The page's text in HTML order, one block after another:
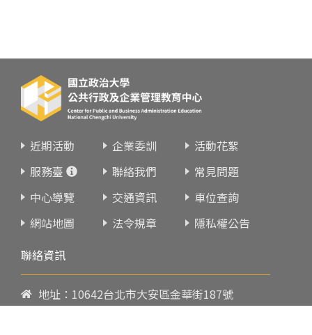
近期活動 企業委訓
活動花絮
服務臺
聯絡我們
常見問題
中心導覽
交通資訊
車位查詢
網站地圖
法令規章
隱私權公告
聯絡資訊
地址：10642台北市大安區金華街187號